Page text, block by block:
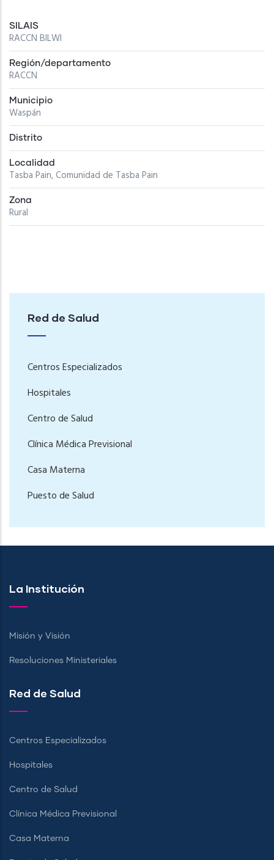
SILAIS
RACCN BILWI
Región/departamento
RACCN
Municipio
Waspán
Distrito
Localidad
Tasba Pain, Comunidad de Tasba Pain
Zona
Rural
Red de Salud
Centros Especializados
Hospitales
Centro de Salud
Clínica Médica Previsional
Casa Materna
Puesto de Salud
La Institución
Misión y Visión
Resoluciones Ministeriales
Red de Salud
Centros Especializados
Hospitales
Centro de Salud
Clínica Médica Previsional
Casa Materna